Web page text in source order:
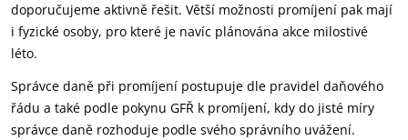
doporučujeme aktivně řešit. Větší možnosti promíjení pak mají
i fyzické osoby, pro které je navíc plánována akce milostivé
léto.
Správce daně při promíjení postupuje dle pravidel daňového
řádu a také podle pokynu GFŘ k promíjení, kdy do jisté míry
správce daně rozhoduje podle svého správního uvážení.